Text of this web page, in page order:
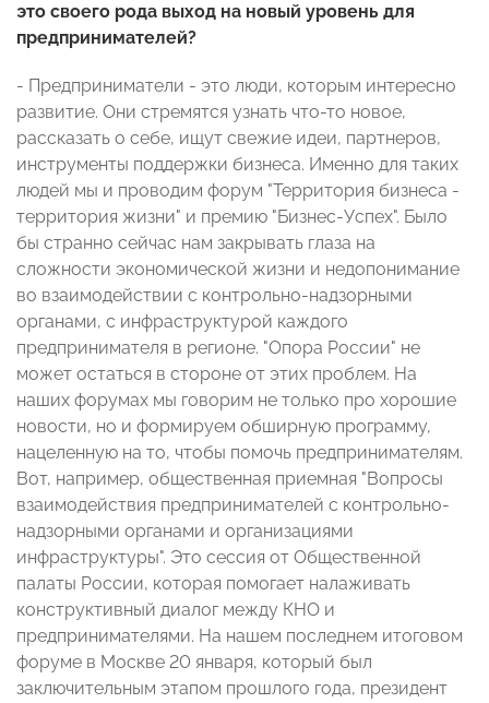
это своего рода выход на новый уровень для
предпринимателей?
- Предприниматели - это люди, которым интересно
развитие. Они стремятся узнать что-то новое,
рассказать о себе, ищут свежие идеи, партнеров,
инструменты поддержки бизнеса. Именно для таких
людей мы и проводим форум "Территория бизнеса -
территория жизни" и премию "Бизнес-Успех". Было
бы странно сейчас нам закрывать глаза на
сложности экономической жизни и недопонимание
во взаимодействии с контрольно-надзорными
органами, с инфраструктурой каждого
предпринимателя в регионе. "Опора России" не
может остаться в стороне от этих проблем. На
наших форумах мы говорим не только про хорошие
новости, но и формируем обширную программу,
нацеленную на то, чтобы помочь предпринимателям.
Вот, например, общественная приемная "Вопросы
взаимодействия предпринимателей с контрольно-
надзорными органами и организациями
инфраструктуры". Это сессия от Общественной
палаты России, которая помогает налаживать
конструктивный диалог между КНО и
предпринимателями. На нашем последнем итоговом
форуме в Москве 20 января, который был
заключительным этапом прошлого года, президент